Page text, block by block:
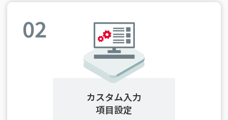
02
カスタム入力
項目設定